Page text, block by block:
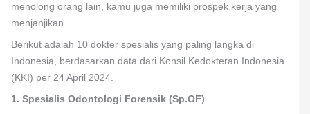
menolong orang lain, kamu juga memiliki prospek kerja yang
menjanjikan.
Berikut adalah 10 dokter spesialis yang paling langka di
Indonesia, berdasarkan data dari Konsil Kedokteran Indonesia
(KKI) per 24 April 2024.
1. Spesialis Odontologi Forensik (Sp.OF)